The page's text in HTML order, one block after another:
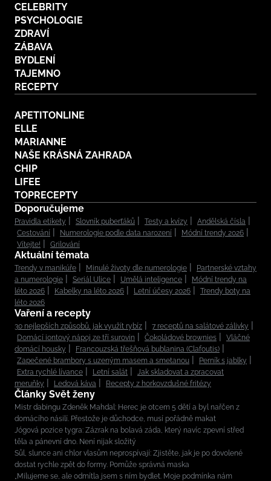
CELEBRITY
PSYCHOLOGIE
ZDRAVÍ
ZÁBAVA
BYDLENÍ
TAJEMNO
RECEPTY
APETITONLINE
ELLE
MARIANNE
NAŠE KRÁSNÁ ZAHRADA
CHIP
LIFEE
TOPRECEPTY
Doporučujeme
Pravidla etikety Slovník puberťáků Testy a kvízy
Andělská čísla
Cestování
Numerologie podle data narození
Módní trendy 2026
Vítejte!
Grilování
Aktuální témata
Trendy v manikúře Minulé životy dle numerologie
Partnerské vztahy
a numerologie
Seriál Ulice Umělá inteligence
Módní trendy na
léto 2026
Kabelky na léto 2026 Letní účesy 2026
Trendy boty na
léto 2026
Vaření a recepty
30 nejlepších způsobů, jak využít rybíz
7 receptů na salátové zálivky
Domácí iontový nápoj ze tří surovin
Čokoládové brownies
Vláčné
domácí housky
Francouzská třešňová bublanina (Clafoutis)
Zapečené brambory s uzeným masem a smetanou
Perník s jablky
Extra rychlé lívance
Letní salát
Jak skladovat a zpracovat
meruňky
Ledová káva Recepty z horkovzdušné fritézy
Články Svět ženy
Mistr dabingu Zdeněk Mahdal: Herec je otcem 5 dětí a byl nařčen z
domácího násilí. Přestože je důchodce, musí pořádně makat
Jógová pozice tygra: Zázrak na bolavá záda, který navíc zpevní střed
těla a pánevní dno. Není nijak složitý
Sůl, slunce ani chlor vlasům neprospívají: Zjistěte, jak je po dovolené
dostat rychle zpět do formy. Pomůže správná maska
„Milujeme se, ale odmítla jsem s ním bydlet. Moje podmínka nám